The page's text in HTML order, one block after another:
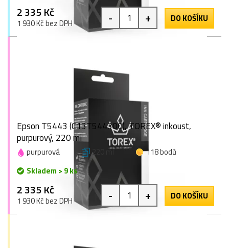
2 335 Kč
1 930 Kč bez DPH - + DO KOŠÍKU
Epson T5443 (C13T544300), TOREX® inkoust,
purpurový, 220 ml
purpurová 220 ml
118 bodů
Skladem > 9 ks
2 335 Kč
1 930 Kč bez DPH - + DO KOŠÍKU